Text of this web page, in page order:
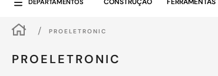
DEPARTAMENTOS
PROELETRONIC
PROELETRONIC
1º
guarda roupa